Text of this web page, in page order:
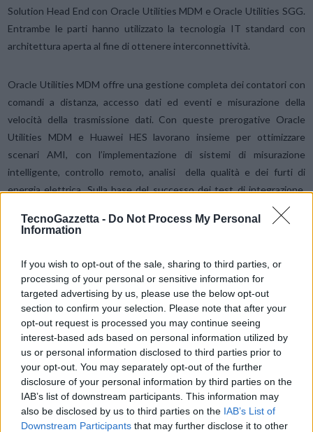
TecnoGazzetta - Do Not Process My Personal
Information
If you wish to opt-out of the sale, sharing to third parties, or
processing of your personal or sensitive information for
targeted advertising by us, please use the below opt-out
section to confirm your selection. Please note that after your
opt-out request is processed you may continue seeing
interest-based ads based on personal information utilized by
us or personal information disclosed to third parties prior to
your opt-out. You may separately opt-out of the further
disclosure of your personal information by third parties on the
IAB’s list of downstream participants. This information may
also be disclosed by us to third parties on the IAB’s List of
Downstream Participants that may further disclose it to other
Solution Head End con Oracle Utilities MDM e Oracle Utilities SGG.
Entrambe le parti hanno utilizzato la tecnologia IT standard con
architettura aperta al fine di ottenere interconnettività.
Oracle Utilities MDM offre una gestione completa dei contatori con
comandi a distanza, accesso dati ed eventi e misurazione della
velocità della trasmissione dati. Con queste prerogative Oracle
Utilities MDM e Huawei HES lavorano insieme per ottimizzare
scenari AMI, con l’implementazione di sistemi di misurazione
intelligente, controllo remoto, analisi della qualità e dei furti di
energia elettrica. Sulla base del successo dei test di integrazione,
Huawei e Oracle hanno deciso di continuare la cooperazione che
potrà contribuire a rafforzare la produzione di energia globale e
Cong Peijin, Managing Director di Huawei Energy Solution, ha
dichiarato: “Huawei è molto lieta di cooperare con Oracle in ambito
Smart Grid. Abbiamo in programma progetti importanti e intendiamo
aumentare gli investimenti strategici per sostenere un’intensa
collaborazione volta al raggiungimento di un obiettivo comune”.
Stuart Shaw, Oracle Greater China Regional Senior Director Sales,
ha affermato: “Oracle è entusiasta di lavorare con Huawei per
applicare la soluzione Huawei AMI nei settori di riferimento e siamo